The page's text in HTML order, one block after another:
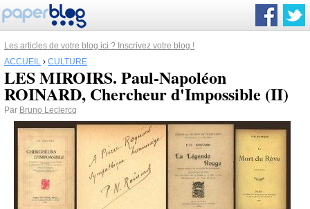
Les articles de votre blog ici ? Inscrivez votre blog !
ACCUEIL › CULTURE
LES MIROIRS. Paul-Napoléon
ROINARD, Chercheur d'Impossible (II)
Par Bruno Leclercq